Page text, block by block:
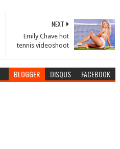
NEXT
Emily Chave hot
tennis videoshoot
BLOGGER DISQUS FACEBOOK